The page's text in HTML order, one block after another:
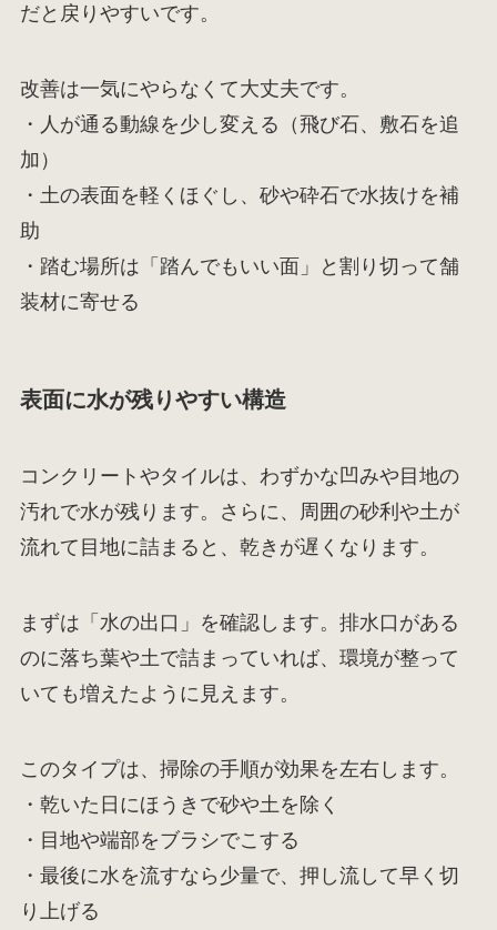
だと戻りやすいです。
改善は一気にやらなくて大丈夫です。
・人が通る動線を少し変える（飛び石、敷石を追
加）
・土の表面を軽くほぐし、砂や砕石で水抜けを補
助
・踏む場所は「踏んでもいい面」と割り切って舗
装材に寄せる
表面に水が残りやすい構造
コンクリートやタイルは、わずかな凹みや目地の
汚れで水が残ります。さらに、周囲の砂利や土が
流れて目地に詰まると、乾きが遅くなります。
まずは「水の出口」を確認します。排水口がある
のに落ち葉や土で詰まっていれば、環境が整って
いても増えたように見えます。
このタイプは、掃除の手順が効果を左右します。
・乾いた日にほうきで砂や土を除く
・目地や端部をブラシでこする
・最後に水を流すなら少量で、押し流して早く切
り上げる